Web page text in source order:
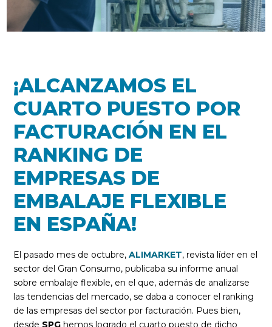
¡ALCANZAMOS EL
CUARTO PUESTO POR
FACTURACIÓN EN EL
RANKING DE
EMPRESAS DE
EMBALAJE FLEXIBLE
EN ESPAÑA!
El pasado mes de octubre,ALIMARKET, revista líder en el
sector del Gran Consumo, publicaba su informe anual
sobre embalaje flexible, en el que, además de analizarse
las tendencias del mercado, se daba a conocer el ranking
de las empresas del sector por facturación. Pues bien,
desde SPG hemos logrado el cuarto puesto de dicho